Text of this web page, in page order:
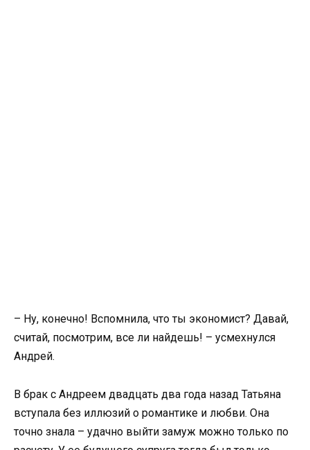
– Ну, конечно! Вспомнила, что ты экономист? Давай,
считай, посмотрим, все ли найдешь! – усмехнулся
Андрей.
В брак с Андреем двадцать два года назад Татьяна
вступала без иллюзий о романтике и любви. Она
точно знала – удачно выйти замуж можно только по